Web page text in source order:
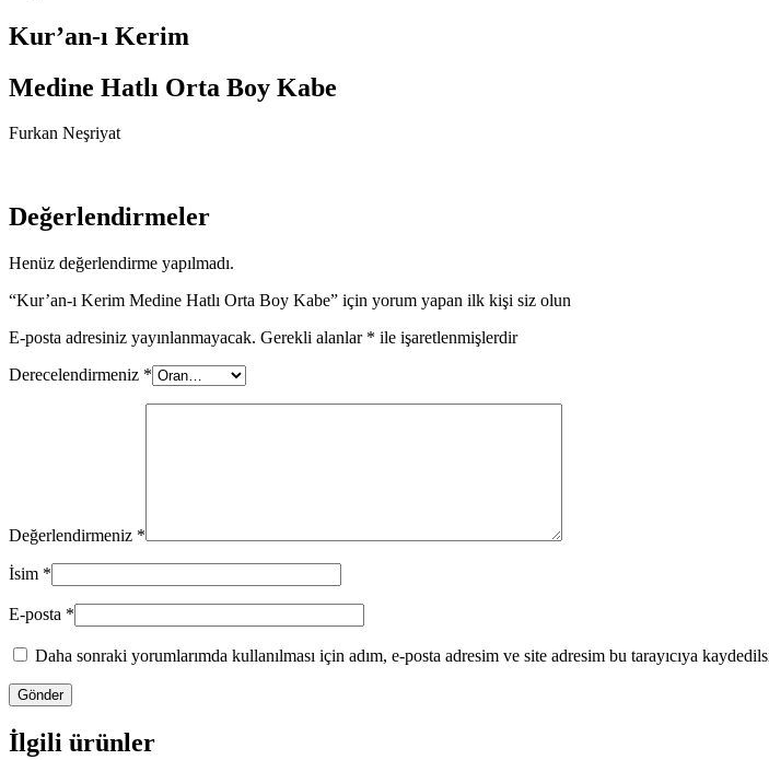
Kur’an-ı Kerim
Medine Hatlı Orta Boy Kabe
Furkan Neşriyat
Değerlendirmeler
Henüz değerlendirme yapılmadı.
“Kur’an-ı Kerim Medine Hatlı Orta Boy Kabe” için yorum yapan ilk kişi siz olun
E-posta adresiniz yayınlanmayacak. Gerekli alanlar * ile işaretlenmişlerdir
Derecelendirmeniz *
Değerlendirmeniz *
İsim *
E-posta *
Daha sonraki yorumlarımda kullanılması için adım, e-posta adresim ve site adresim bu tarayıcıya
İlgili ürünler